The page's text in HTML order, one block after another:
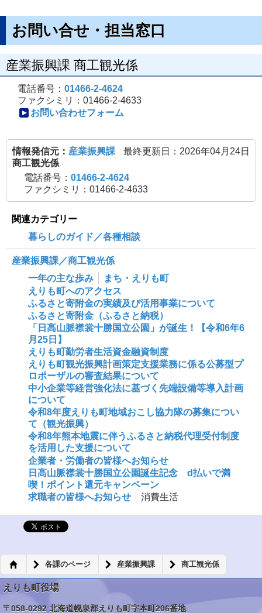
ー
ジ
で
開
ま
す
お問い合せ・担当窓口
産業振興課 商工観光係
電話番号： 01466-2-4624
ファクシミリ：01466-2-4633
お問い合わせフォーム
最終更新日：2026年04月24日
情報発信元： 産業振興課
商工観光係
電話番号： 01466-2-4624
ファクシミリ：01466-2-4633
関連カテゴリー
暮らしのガイド／各種相談
産業振興課／商工観光係
一年の主な歩み
まち・えりも町
えりも町へのアクセス
ふるさと寄附金の実績及び活用事業について
ふるさと寄附金（ふるさと納税）
「日高山脈襟裳十勝国立公園」が誕生！【令和6年6
月25日】
えりも町勤労者生活資金融資制度
えりも町観光振興計画策定支援業務に係る公募型プ
ロポーザルの審査結果について
中小企業等経営強化法に基づく先端設備等導入計画
について
令和8年度えりも町地域おこし協力隊の募集につい
て（観光振興）
令和8年熊本地震に伴うふるさと納税代理受付制度
を活用した支援について
企業者・労働者の皆様へお知らせ
日高山脈襟裳十勝国立公園誕生記念 d払いで満
喫！ポイント還元キャンペーン
求職者の皆様へお知らせ
消費生活
各課のページ 産業振興課 商工観光係
えりも町役場
〒058-0292 北海道幌泉郡えりも町字本町206番地